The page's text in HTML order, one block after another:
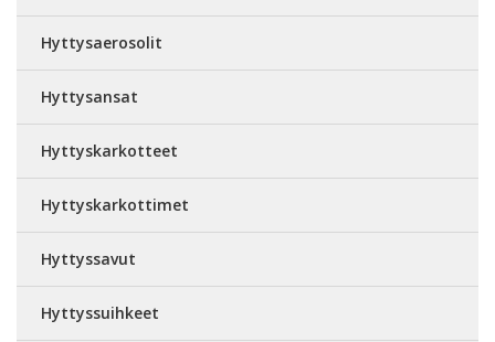
Hyttysaerosolit
Hyttysansat
Hyttyskarkotteet
Hyttyskarkottimet
Hyttyssavut
Hyttyssuihkeet